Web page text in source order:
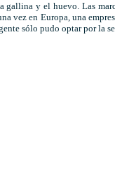
gallina y el huevo. Las
vez en Europa, una
sólo pudo optar por la